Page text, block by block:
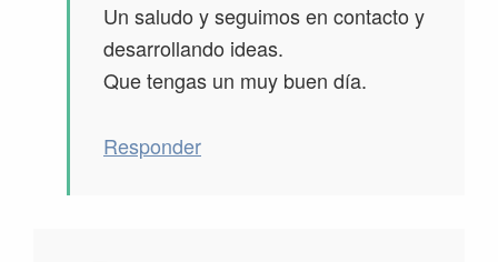
Un saludo y seguimos en contacto y
desarrollando ideas.
Que tengas un muy buen día.
Responder